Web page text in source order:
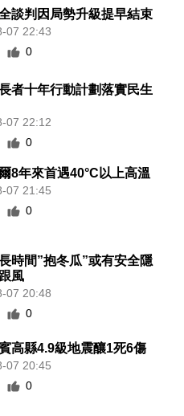
談判因局勢升級提早結束
07 22:43
0
者十年行動計劃落實民生
07 22:12
0
8年來首遇40°C以上高溫
07 21:45
0
時間”抱冬瓜”或有安全隱
風
07 20:48
0
高縣4.9級地震釀1死6傷
07 20:45
0